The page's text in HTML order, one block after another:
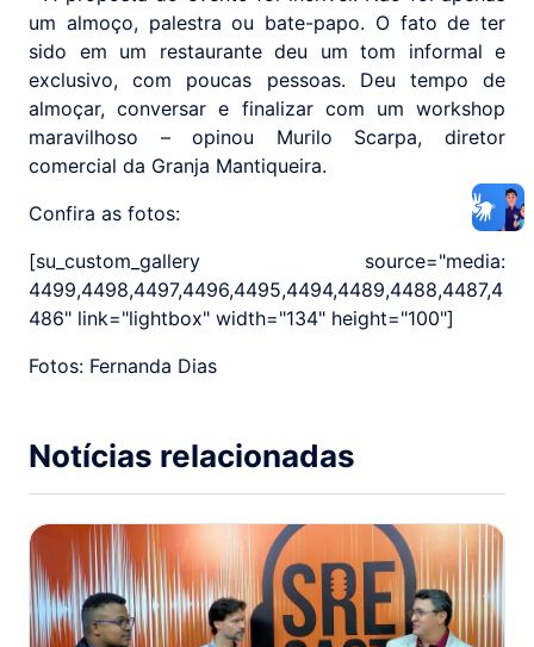
um almoço, palestra ou bate-papo. O fato de ter
sido em um restaurante deu um tom informal e
exclusivo, com poucas pessoas. Deu tempo de
almoçar, conversar e finalizar com um workshop
maravilhoso – opinou Murilo Scarpa, diretor
comercial da Granja Mantiqueira.
Confira as fotos:
[su_custom_gallery source="media:
4499,4498,4497,4496,4495,4494,4489,4488,4487,4
486" link="lightbox" width="134" height="100"]
Fotos: Fernanda Dias
Notícias relacionadas